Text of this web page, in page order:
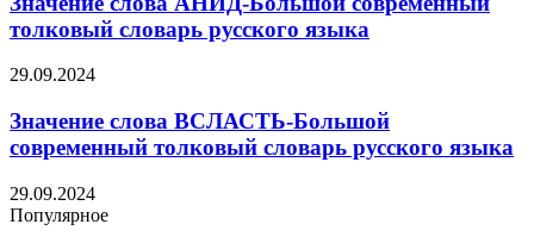
толковый словарь русского языка
29.09.2024
Значение слова ВСЛАСТЬ-Большой
современный толковый словарь русского языка
29.09.2024
Популярное